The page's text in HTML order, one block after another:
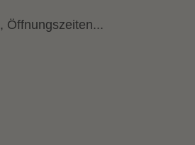
Öffnungszeiten...